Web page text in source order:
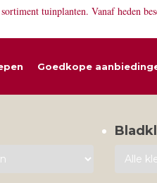
tuinplanten. Vanaf heden
Goedkope